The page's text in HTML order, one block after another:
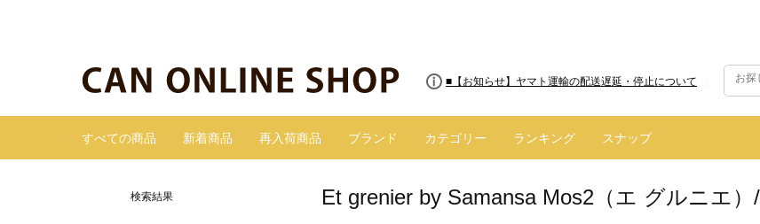
■8/13(木)AM2:00～サイトメンテナンス実施のお知らせ
■【お知らせ】ヤマト運輸の配送遅延・停止について
すべての商品 新着商品 再入荷商品 ブランド カテゴリー ランキング スナップ
検索結果 Et grenier by Samansa Mos2（エ グルニエ